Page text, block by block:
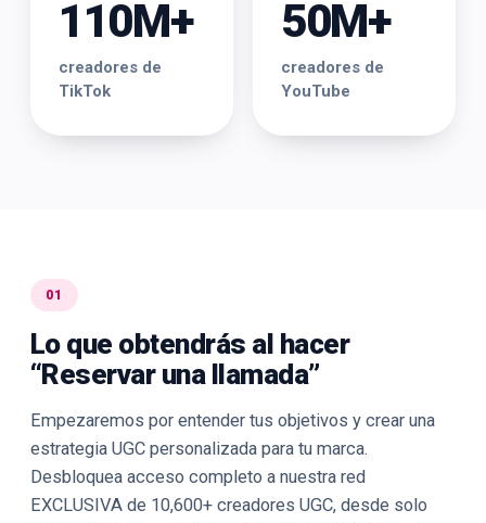
110M+
creadores de
TikTok
50M+
creadores de
YouTube
01
Lo que obtendrás al hacer
“Reservar una llamada”
Empezaremos por entender tus objetivos y crear una
estrategia UGC personalizada para tu marca.
Desbloquea acceso completo a nuestra red
EXCLUSIVA de 10,600+ creadores UGC, desde solo